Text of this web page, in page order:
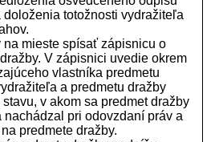
totožnosti vydražiteľa
na mieste spísať zápisnicu o
V zápisnici uvedie okrem
vlastníka predmetu
a predmetu dražby
v akom sa predmet dražby
pri odovzdaní práv a
predmete dražby.